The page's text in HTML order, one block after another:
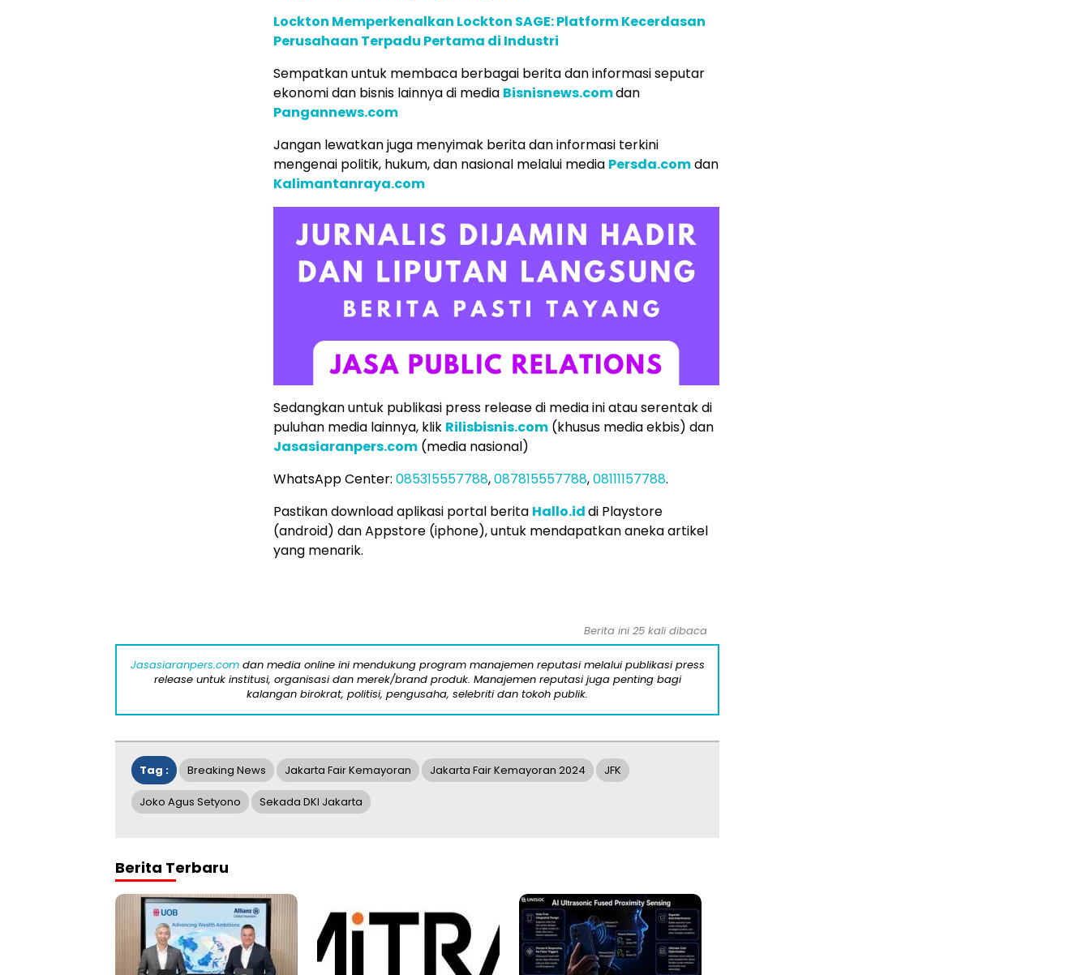
Lockton Memperkenalkan Lockton SAGE: Platform Kecerdasan
Perusahaan Terpadu Pertama di Industri
Sempatkan untuk membaca berbagai berita dan informasi seputar
ekonomi dan bisnis lainnya di media Bisnisnews.comdan
Pangannews.com
Jangan lewatkan juga menyimak berita dan informasi terkini
mengenai politik, hukum, dan nasional melalui media Persda.comdan
Kalimantanraya.com
Sedangkan untuk publikasi press release di media ini atau serentak di
puluhan media lainnya, klik Rilisbisnis.com (khusus media ekbis) dan
Jasasiaranpers.com (media nasional)
WhatsApp Center: 085315557788,087815557788,08111157788.
Pastikan download aplikasi portal berita Hallo.iddi Playstore
(android) dan Appstore (iphone), untuk mendapatkan aneka artikel
yang menarik.
Berita ini 25 kali dibaca
Jasasiaranpers.comdan media online ini mendukung program manajemen reputasi melalui publikasi press
release untuk institusi, organisasi dan merek/brand produk. Manajemen reputasi juga penting bagi
kalangan birokrat, politisi, pengusaha, selebriti dan tokoh publik.
Tag : Breaking News Jakarta Fair Kemayoran Jakarta Fair Kemayoran 2024 JFK
Joko Agus Setyono Sekada DKI Jakarta
Berita Terbaru